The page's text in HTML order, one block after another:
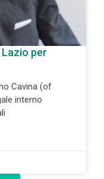
Lazio per
Cavina (of
interno